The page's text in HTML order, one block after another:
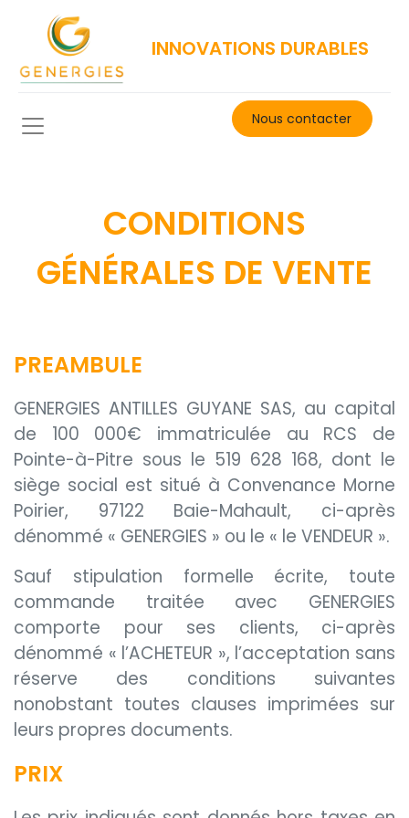
INNOVATIONS DURABLES
Nous contacter​
CONDITIONS
GÉNÉRALES DE VENTE
PREAMBULE
GENERGIES ANTILLES GUYANE SAS, au capital
de 100 000€ immatriculée au RCS de
Pointe-à-Pitre sous le 519 628 168, dont le
siège social est situé à Convenance Morne
Poirier, 97122 Baie-Mahault, ci-après
dénommé « GENERGIES » ou le « le VENDEUR ».
Sauf stipulation formelle écrite, toute
commande traitée avec GENERGIES
comporte pour ses clients, ci-après
dénommé « l’ACHETEUR », l’acceptation sans
réserve des conditions suivantes
nonobstant toutes clauses imprimées sur
leurs propres documents.
PRIX